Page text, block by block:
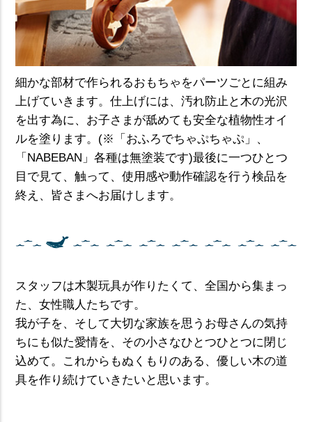
細かな部材で作られるおもちゃをパーツごとに組み
上げていきます。仕上げには、汚れ防止と木の光沢
を出す為に、お子さまが舐めても安全な植物性オイ
ルを塗ります。(※「おふろでちゃぷちゃぷ」、
「NABEBAN」各種は無塗装です)最後に一つひとつ
目で見て、触って、使用感や動作確認を行う検品を
終え、皆さまへお届けします。
スタッフは木製玩具が作りたくて、全国から集まっ
た、女性職人たちです。
我が子を、そして大切な家族を思うお母さんの気持
ちにも似た愛情を、その小さなひとつひとつに閉じ
込めて。これからもぬくもりのある、優しい木の道
具を作り続けていきたいと思います。